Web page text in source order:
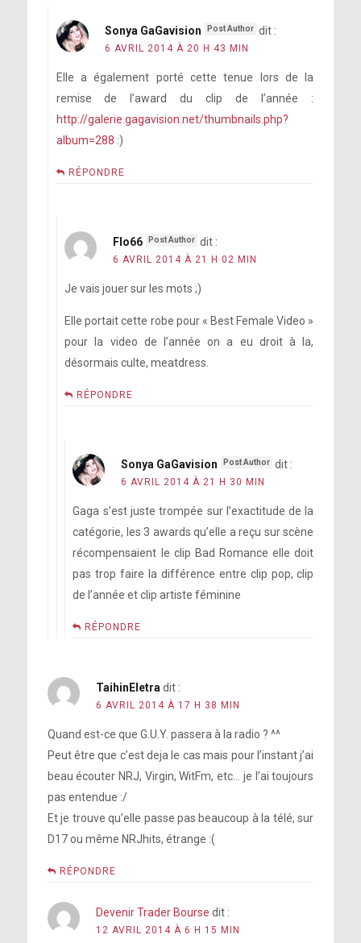
Sonya GaGavision dit :
6 AVRIL 2014 À 20 H 43 MIN
Elle a également porté cette tenue lors de la
remise de l’award du clip de l’année :
http://galerie.gagavision.net/thumbnails.php?
album=288 :)
RÉPONDRE
Flo66 dit :
6 AVRIL 2014 À 21 H 02 MIN
Je vais jouer sur les mots ;)
Elle portait cette robe pour « Best Female Video »
pour la video de l’année on a eu droit à la,
désormais culte, meatdress.
RÉPONDRE
Sonya GaGavision dit :
6 AVRIL 2014 À 21 H 30 MIN
Gaga s’est juste trompée sur l’exactitude de la
catégorie, les 3 awards qu’elle a reçu sur scène
récompensaient le clip Bad Romance elle doit
pas trop faire la différence entre clip pop, clip
de l’année et clip artiste féminine
RÉPONDRE
TaihinEletra dit :
6 AVRIL 2014 À 17 H 38 MIN
Quand est-ce que G.U.Y. passera à la radio ? ^^
Peut être que c’est deja le cas mais pour l’instant j’ai
beau écouter NRJ, Virgin, WitFm, etc… je l’ai toujours
pas entendue :/
Et je trouve qu’elle passe pas beaucoup à la télé, sur
D17 ou même NRJhits, étrange :(
RÉPONDRE
Devenir Trader Bourse dit :
12 AVRIL 2014 À 6 H 15 MIN